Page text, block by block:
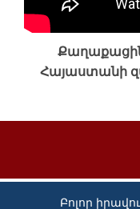
Հայաստանի
Բոլոր